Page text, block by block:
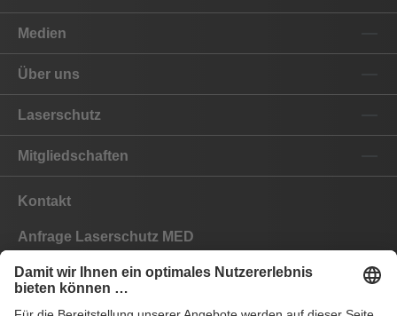
Medien
Über uns
Laserschutz
Mitgliedschaften
Kontakt
Anfrage Laserschutz MED
Anfrage Laserschutz IND
EYEPRO Schutzstufenrechner